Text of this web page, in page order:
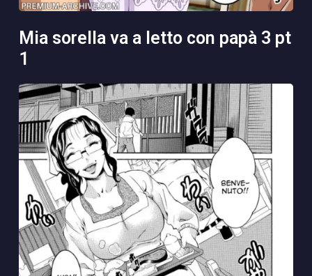
mia sorella va a letto con papà 3 pt
1